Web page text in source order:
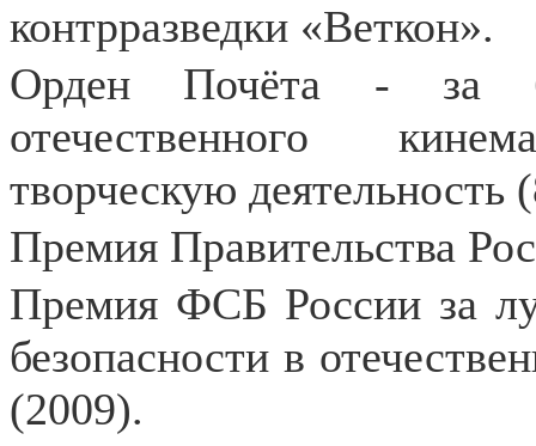
контрразведки «Веткон».
Орден Почёта - за
отечественного
творческую деятельность
Премия Правительства
Премия ФСБ России за
безопасности в
(2009).